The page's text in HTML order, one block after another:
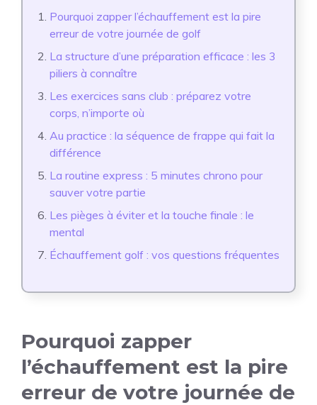
Pourquoi zapper l’échauffement est la pire
erreur de votre journée de golf
La structure d’une préparation efficace : les 3
piliers à connaître
Les exercices sans club : préparez votre
corps, n’importe où
Au practice : la séquence de frappe qui fait la
différence
La routine express : 5 minutes chrono pour
sauver votre partie
Les pièges à éviter et la touche finale : le
mental
Échauffement golf : vos questions fréquentes
Pourquoi zapper
l’échauffement est la pire
erreur de votre journée de